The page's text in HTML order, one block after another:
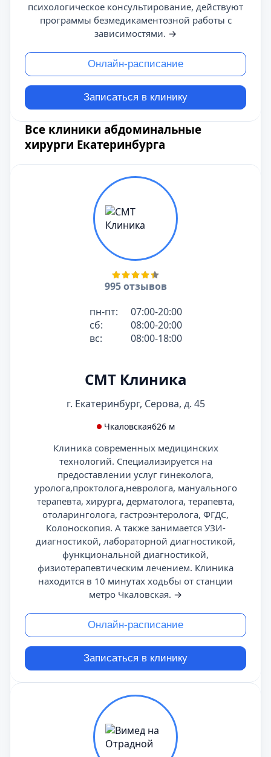
психологическое консультирование, действуют
программы безмедикаментозной работы с
зависимостями. →
Онлайн-расписание
Записаться в клинику
Все клиники абдоминальные
хирурги Екатеринбурга
995 отзывов
пн-пт:
07:00-20:00
сб:
08:00-20:00
вс:
08:00-18:00
СМТ Клиника
г. Екатеринбург, Серова, д. 45
Чкаловская626 м
Клиника современных медицинских
технологий. Специализируется на
предоставлении услуг гинеколога,
уролога,проктолога,невролога, мануального
терапевта, хирурга, дерматолога, терапевта,
отоларинголога, гастроэнтеролога, ФГДС,
Колоноскопия. А также занимается УЗИ-
диагностикой, лабораторной диагностикой,
функциональной диагностикой,
физиотерапевтическим лечением. Клиника
находится в 10 минутах ходьбы от станции
метро Чкаловская. →
Онлайн-расписание
Записаться в клинику